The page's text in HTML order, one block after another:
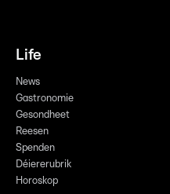
Life
News
Gastronomie
Gesondheet
Reesen
Spenden
Déiererubrik
Horoskop